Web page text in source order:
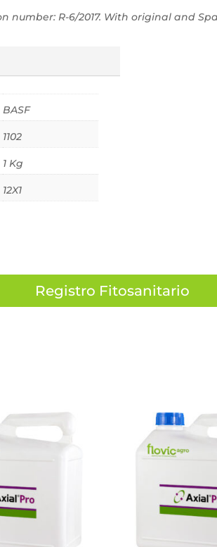
number: R-6/2017. With original and
BASF
1102
1 Kg
12X1
Registro Fitosanitario